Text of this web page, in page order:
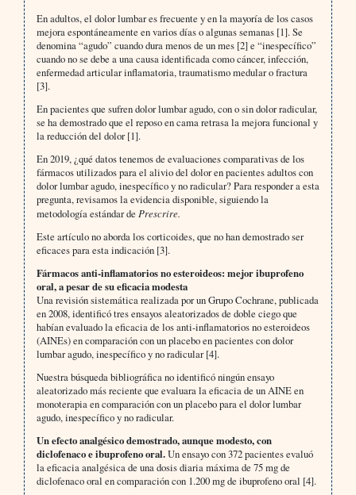
En adultos, el dolor lumbar es frecuente y en la mayoría de los casos
mejora espontáneamente en varios días o algunas semanas [1]. Se
denomina “agudo” cuando dura menos de un mes [2] e “inespecífico”
cuando no se debe a una causa identificada como cáncer, infección,
enfermedad articular inflamatoria, traumatismo medular o fractura
[3].
En pacientes que sufren dolor lumbar agudo, con o sin dolor radicular,
se ha demostrado que el reposo en cama retrasa la mejora funcional y
la reducción del dolor [1].
En 2019, ¿qué datos tenemos de evaluaciones comparativas de los
fármacos utilizados para el alivio del dolor en pacientes adultos con
dolor lumbar agudo, inespecífico y no radicular? Para responder a esta
pregunta, revisamos la evidencia disponible, siguiendo la
metodología estándar de Prescrire.
Este artículo no aborda los corticoides, que no han demostrado ser
eficaces para esta indicación [3].
Fármacos anti-inflamatorios no esteroideos: mejor ibuprofeno
oral, a pesar de su eficacia modesta
Una revisión sistemática realizada por un Grupo Cochrane, publicada
en 2008, identificó tres ensayos aleatorizados de doble ciego que
habían evaluado la eficacia de los anti-inflamatorios no esteroideos
(AINEs) en comparación con un placebo en pacientes con dolor
lumbar agudo, inespecífico y no radicular [4].
Nuestra búsqueda bibliográfica no identificó ningún ensayo
aleatorizado más reciente que evaluara la eficacia de un AINE en
monoterapia en comparación con un placebo para el dolor lumbar
agudo, inespecífico y no radicular.
Un efecto analgésico demostrado, aunque modesto, con
diclofenaco e ibuprofeno oral.Un ensayo con 372 pacientes evaluó
la eficacia analgésica de una dosis diaria máxima de 75 mg de
diclofenaco oral en comparación con 1.200 mg de ibuprofeno oral [4].